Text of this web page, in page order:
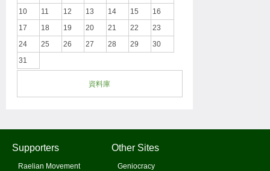
10
11 12 13 14 15
16
17
18 19 20 21 22
23
24
25 26 27 28 29
30
31
資料庫
Supporters
Raelian Movement
Other Sites
Geniocracy